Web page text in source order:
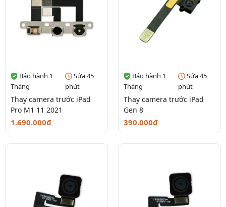
Bảo hành 1
Tháng
Sửa 45
phút
Thay camera trước iPad
Pro M1 11 2021
1.690.000đ
Bảo hành 1
Tháng
Sửa 45
phút
Thay camera trước iPad
Gen 8
390.000đ